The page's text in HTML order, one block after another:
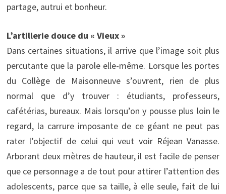
partage, autrui et bonheur.
L’artillerie douce du « Vieux »
Dans certaines situations, il arrive que l’image soit plus
percutante que la parole elle-même. Lorsque les portes
du Collège de Maisonneuve s’ouvrent, rien de plus
normal que d’y trouver : étudiants, professeurs,
cafétérias, bureaux. Mais lorsqu’on y pousse plus loin le
regard, la carrure imposante de ce géant ne peut pas
rater l’objectif de celui qui veut voir Réjean Vanasse.
Arborant deux mètres de hauteur, il est facile de penser
que ce personnage a de tout pour attirer l’attention des
adolescents, parce que sa taille, à elle seule, fait de lui